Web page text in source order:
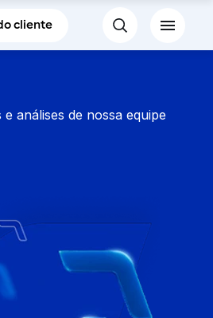
cliente
análises de nossa equipe